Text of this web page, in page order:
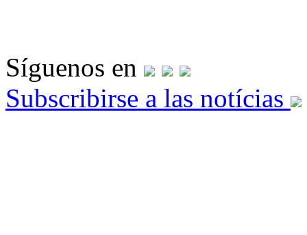
Síguenos en
Subscribirse a las notícias